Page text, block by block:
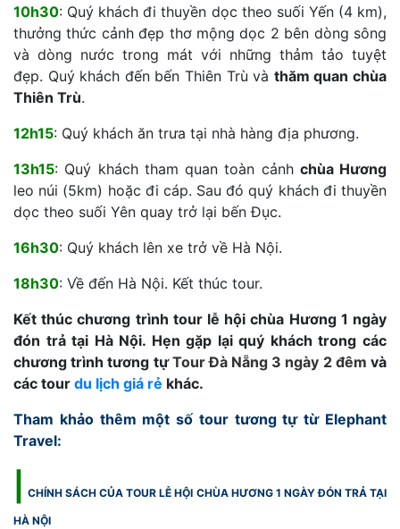
10h30: Quý khách đi thuyền dọc theo suối Yến (4 km),
thưởng thức cảnh đẹp thơ mộng dọc 2 bên dòng sông
và dòng nước trong mát với những thảm tảo tuyệt
đẹp. Quý khách đến bến Thiên Trù và thăm quan chùa
Thiên Trù.
12h15: Quý khách ăn trưa tại nhà hàng địa phương.
13h15: Quý khách tham quan toàn cảnh chùa Hương
leo núi (5km) hoặc đi cáp. Sau đó quý khách đi thuyền
dọc theo suối Yên quay trở lại bến Đục.
16h30: Quý khách lên xe trở về Hà Nội.
18h30: Về đến Hà Nội. Kết thúc tour.
Kết thúc chương trình tour lễ hội chùa Hương 1 ngày
đón trả tại Hà Nội. Hẹn gặp lại quý khách trong các
chương trình tương tựTour Đà Nẵng 3 ngày 2 đêm và
các tour du lịch giá rẻ khác.
Tham khảo thêm một số tour tương tự từ Elephant
Travel:
CHÍNH SÁCH CỦA TOUR LỄ HỘI CHÙA HƯƠNG 1 NGÀY ĐÓN TRẢ TẠI
HÀ NỘI